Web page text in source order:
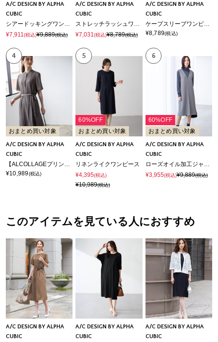
A/C DESIGN BY ALPHA
CUBIC
シアードッキングワンピース
¥7,911(税込)¥9,889(税込)
A/C DESIGN BY ALPHA
CUBIC
ストレッチラッシュワンピース【はっ水・接触冷感・ストレッチ】
¥7,031(税込)¥8,789(税込)
A/C DESIGN BY ALPHA
CUBIC
ケープスリーブワンピース
¥8,789(税込)
4
おまとめ買い対象
A/C DESIGN BY ALPHA
CUBIC
¥10,989(税込)
5
60%OFF
おまとめ買い対象
A/C DESIGN BY ALPHA
CUBIC
リネンライクワンピース
¥4,395(税込)
¥10,989(税込)
6
60%OFF
おまとめ買い対象
A/C DESIGN BY ALPHA
CUBIC
¥3,955(税込)¥9,889(税込)
このアイテムを見ている人におすすめ
A/C DESIGN BY ALPHA
CUBIC
A/C DESIGN BY ALPHA
CUBIC
A/C DESIGN BY ALPHA
CUBIC